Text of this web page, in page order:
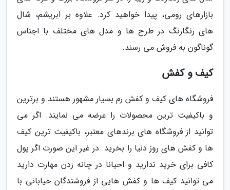
بازارهای رومی، پیدا خواهید کرد. علاوه بر ابریشم، شال
های رنگارنگ در طرح ها و مدل های مختلف با اجناس
گوناگون به فروش می رسند.
کیف و کفش
فروشگاه های کیف و کفش رم بسیار مشهور هستند و برترین
و باکیفیت ترین محصولات را عرضه می نمایند. اگر می
توانید از فروشگاه های برندهای معتبر، باکیفیت ترین کیف
ها و کفش های روز دنیا را بخرید. در غیر این صورت اگر پول
کافی برای خرید ندارید و احیانا در چانه زدن مهارت دارید
می توانید کیف ها و کفش هایی از فروشندگان خیابانی با